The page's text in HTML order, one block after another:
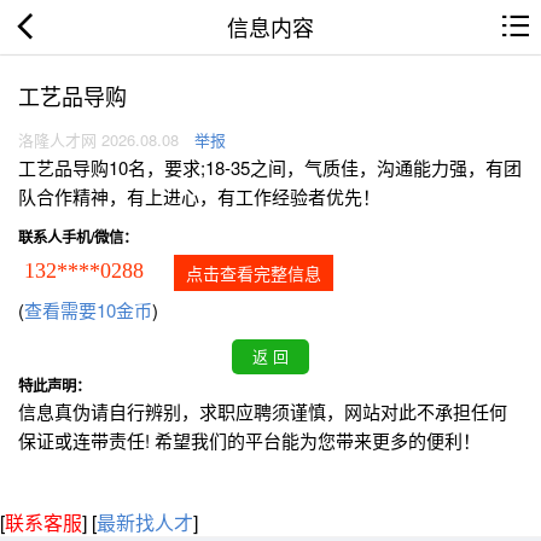
信息内容
工艺品导购
洛隆人才网 2026.08.08 举报
工艺品导购10名，要求;18-35之间，气质佳，沟通能力强，有团
队合作精神，有上进心，有工作经验者优先！
联系人手机/微信：
132****0288 点击查看完整信息
(查看需要10金币)
特此声明：
信息真伪请自行辨别，求职应聘须谨慎，网站对此不承担任何
保证或连带责任! 希望我们的平台能为您带来更多的便利！
[联系客服] [最新找人才]